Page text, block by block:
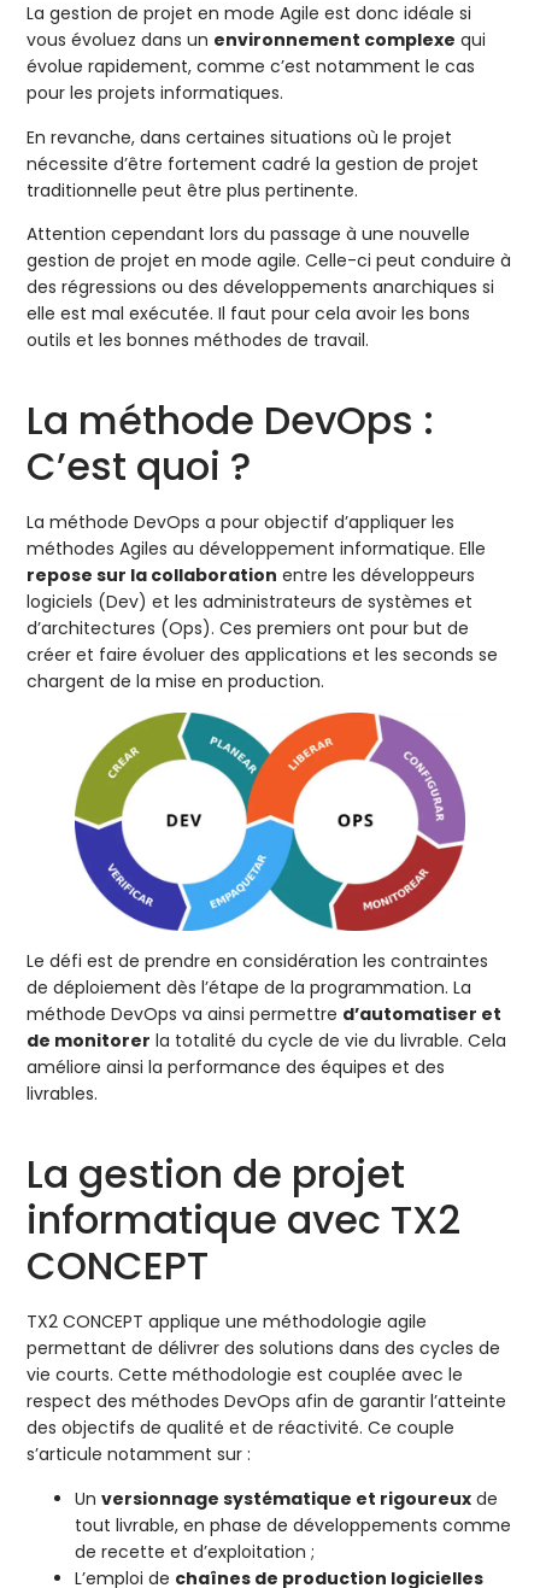
La gestion de projet en mode Agile est donc idéale si
vous évoluez dans un environnement complexe qui
évolue rapidement, comme c’est notamment le cas
pour les projets informatiques.
En revanche, dans certaines situations où le projet
nécessite d’être fortement cadré la gestion de projet
traditionnelle peut être plus pertinente.
Attention cependant lors du passage à une nouvelle
gestion de projet en mode agile. Celle-ci peut conduire à
des régressions ou des développements anarchiques si
elle est mal exécutée. Il faut pour cela avoir les bons
outils et les bonnes méthodes de travail.
La méthode DevOps :
C’est quoi ?
La méthode DevOps a pour objectif d’appliquer les
méthodes Agiles au développement informatique. Elle
repose sur la collaboration entre les développeurs
logiciels (Dev) et les administrateurs de systèmes et
d’architectures (Ops). Ces premiers ont pour but de
créer et faire évoluer des applications et les seconds se
chargent de la mise en production.
Le défi est de prendre en considération les contraintes
de déploiement dès l’étape de la programmation. La
méthode DevOps va ainsi permettre d’automatiser et
de monitorer la totalité du cycle de vie du livrable. Cela
améliore ainsi la performance des équipes et des
livrables.
La gestion de projet
informatique avec TX2
CONCEPT
TX2 CONCEPT applique une méthodologie agile
permettant de délivrer des solutions dans des cycles de
vie courts. Cette méthodologie est couplée avec le
respect des méthodes DevOps afin de garantir l’atteinte
des objectifs de qualité et de réactivité. Ce couple
s’articule notamment sur :
Unversionnage systématique et rigoureux de
tout livrable, en phase de développements comme
de recette et d’exploitation ;
L’emploi de chaînes de production logicielles